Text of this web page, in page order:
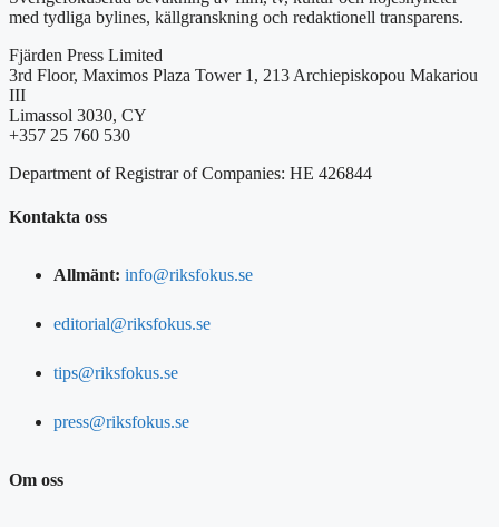
med tydliga bylines, källgranskning och redaktionell transparens.
Fjärden Press Limited
3rd Floor, Maximos Plaza Tower 1, 213 Archiepiskopou Makariou
III
Limassol 3030, CY
+357 25 760 530
Department of Registrar of Companies: HE 426844
Kontakta oss
Allmänt: info@riksfokus.se
editorial@riksfokus.se
tips@riksfokus.se
press@riksfokus.se
Om oss